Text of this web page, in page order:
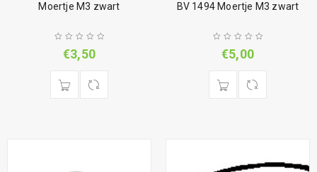
Moertje M3 zwart
€3,50
BV 1494 Moertje M3 zwart
€5,00